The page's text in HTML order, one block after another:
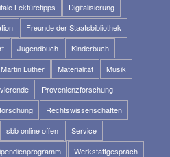
Lektüretipps
Digitalisierung
Freunde der Staatsbibliothek
Jugendbuch
Kinderbuch
Martin Luther Materialität
Musik
Provenienzforschung
Rechtswissenschaften
sbb online offen
Service
Werkstattgespräch